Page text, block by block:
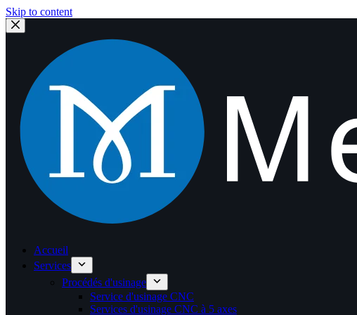
Skip to content
Accueil
Services
Procédés d'usinage
Service d'usinage CNC
Services d'usinage CNC à 5 axes